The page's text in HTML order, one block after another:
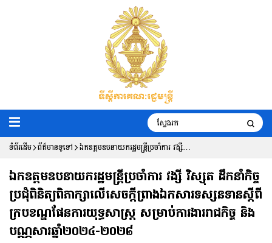
ទំព័រដើម ព័ត៌មានទូទៅ ឯកឧត្តមឧបនាយករដ្ឋមន្រ្តីប្រចាំការ វង្សី
វិស្សុត ដឹកនាំកិច្ចប្រជុំពិនិត្យ
ពិភាក្សាលើសេចក្តីព្រាងឯកសារទស្សនទាន
ស្តីពីក្របខណ្ឌផែនការយុទ្ធសាស្រ្ត សម្រាប់
ការងាររាជកិច្ច និងបណ្ណសារ
ឯកឧត្តមឧបនាយករដ្ឋមន្រ្តីប្រចាំការ វង្សី វិស្សុត ដឹកនាំកិច្ច
ប្រជុំពិនិត្យពិភាក្សាលើសេចក្តីព្រាងឯកសារទស្សនទានស្តីពី
ក្របខណ្ឌផែនការយុទ្ធសាស្រ្ត សម្រាប់ការងាររាជកិច្ច និង
បណ្ណសារឆ្នាំ២០២៤-២០២៨